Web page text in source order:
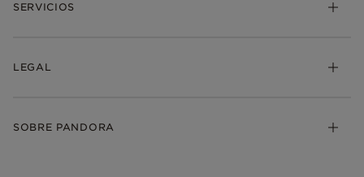
SERVICIOS
LEGAL
SOBRE PANDORA